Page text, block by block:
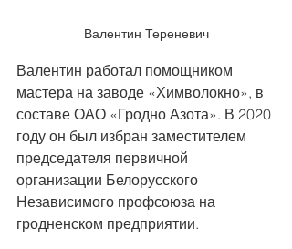
Валентин Тереневич
Валентин работал помощником
мастера на заводе «Химволокно», в
составе ОАО «Гродно Азота». В 2020
году он был избран заместителем
председателя первичной
организации Белорусского
Независимого профсоюза на
гродненском предприятии.